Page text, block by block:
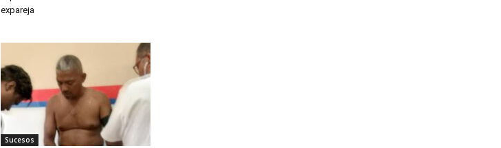
expareja
Sucesos